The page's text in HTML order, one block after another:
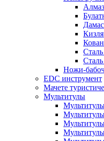
Ножи-
EDC инструмент
Мачете
Мультитулы